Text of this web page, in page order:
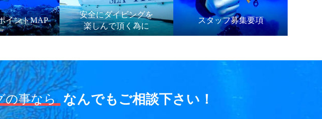
イントMAP
安全にダイビングを
楽しんで頂く為に
スタッフ募集要項
の事なら なんでもご相談下さい！